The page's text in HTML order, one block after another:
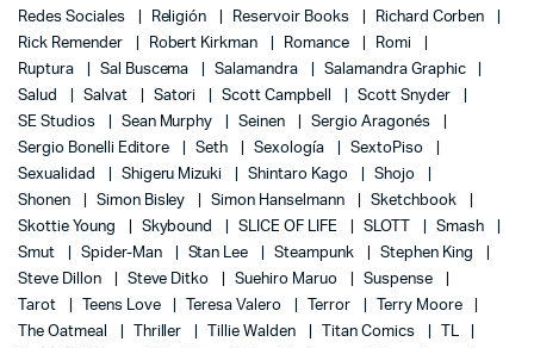
Redes Sociales
Religión Reservoir Books
Richard Corben
Rick Remender
Robert Kirkman Romance
Romi
Ruptura
Sal Buscema Salamandra
Salamandra Graphic
Salud
Salvat Satori Scott Campbell
Scott Snyder
SE Studios
Sean Murphy Seinen
Sergio Aragonés
Sergio Bonelli Editore
Seth Sexología
SextoPiso
Sexualidad
Shigeru Mizuki Shintaro Kago
Shojo
Shonen
Simon Bisley Simon Hanselmann
Sketchbook
Skottie Young
Skybound SLICE OF LIFE SLOTT
Smash
Smut
Spider-Man Stan Lee Steampunk
Stephen King
Steve Dillon
Steve Ditko Suehiro Maruo
Suspense
Tarot
Teens Love Teresa Valero Terror
Terry Moore
The Oatmeal
Thriller Tillie Walden Titan Comics
TL